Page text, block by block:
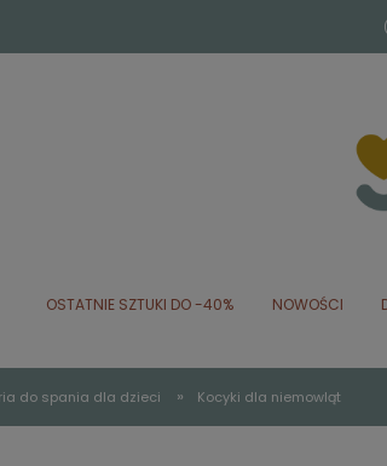
OSTATNIE SZTUKI DO -40% NOWOŚCI
do spania dla dzieci » Kocyki dla niemowląt